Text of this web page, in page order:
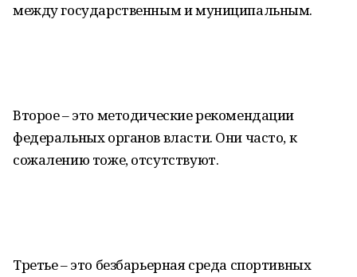
между государственным и муниципальным.
Второе – это методические рекомендации
федеральных органов власти. Они часто, к
сожалению тоже, отсутствуют.
Третье – это безбарьерная среда спортивных